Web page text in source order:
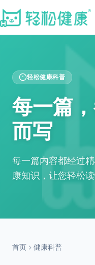
轻松健康科普
每一篇
而写
每一篇内容都经过
康知识，让您轻松
首页 健康科普